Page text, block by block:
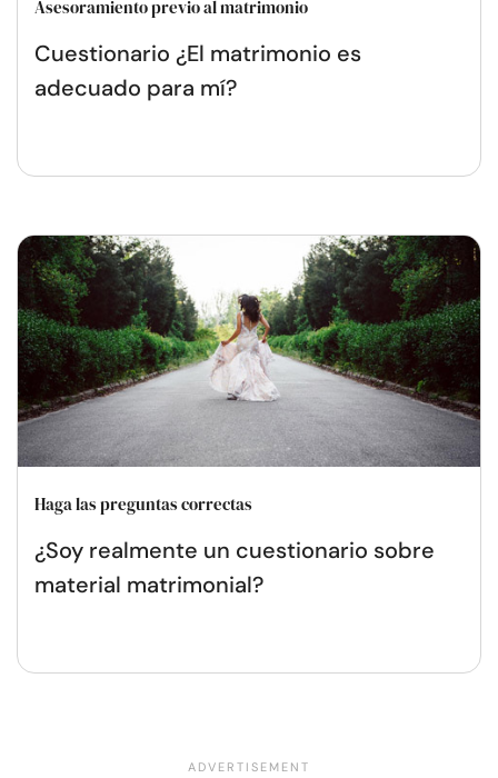
Asesoramiento previo al matrimonio
Cuestionario ¿El matrimonio es
adecuado para mí?
Haga las preguntas correctas
¿Soy realmente un cuestionario sobre
material matrimonial?